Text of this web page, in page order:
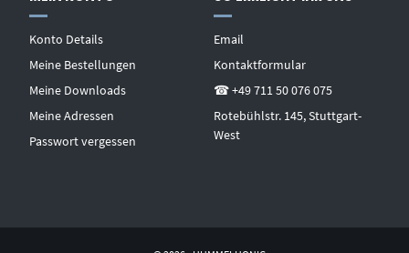
Konto Details
Meine Bestellungen
Meine Downloads
Meine Adressen
Passwort vergessen
Email
Kontaktformular
☎ +49 711 50 076 075
Rotebühlstr. 145, Stuttgart-
West